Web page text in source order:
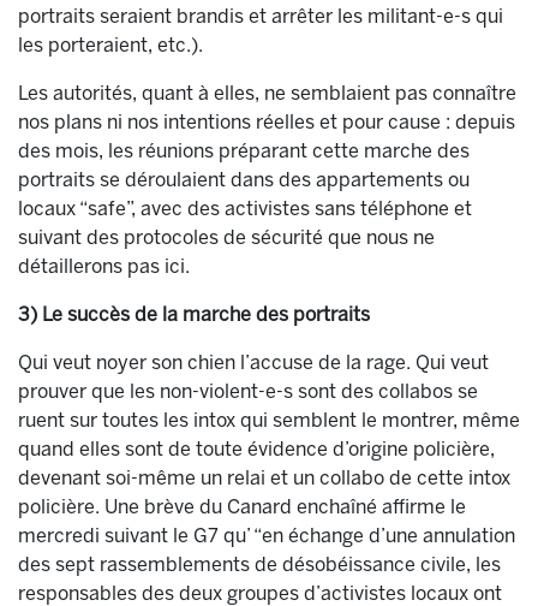
portraits seraient brandis et arrêter les militant-e-s qui
les porteraient, etc.).
Les autorités, quant à elles, ne semblaient pas connaître
nos plans ni nos intentions réelles et pour cause : depuis
des mois, les réunions préparant cette marche des
portraits se déroulaient dans des appartements ou
locaux “safe”, avec des activistes sans téléphone et
suivant des protocoles de sécurité que nous ne
détaillerons pas ici.
3) Le succès de la marche des portraits
Qui veut noyer son chien l’accuse de la rage. Qui veut
prouver que les non-violent-e-s sont des collabos se
ruent sur toutes les intox qui semblent le montrer, même
quand elles sont de toute évidence d’origine policière,
devenant soi-même un relai et un collabo de cette intox
policière. Une brève du Canard enchaîné affirme le
mercredi suivant le G7 qu’ “en échange d’une annulation
des sept rassemblements de désobéissance civile, les
responsables des deux groupes d’activistes locaux ont